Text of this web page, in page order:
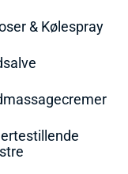
& Kølespray